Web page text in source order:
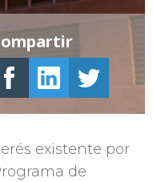
existente por
de